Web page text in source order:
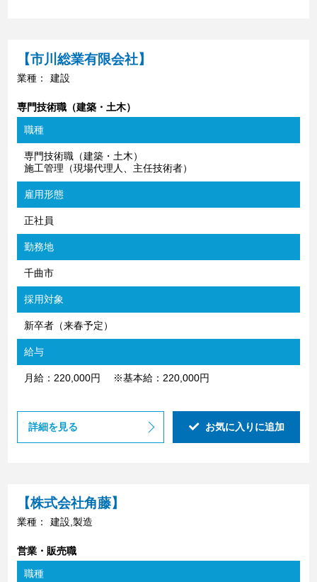
【市川総業有限会社】
業種： 建設
専門技術職（建築・土木）
職種
専門技術職（建築・土木）
施工管理（現場代理人、主任技術者）
雇用形態
正社員
勤務地
千曲市
採用対象
新卒者（来春予定）
給与
月給：220,000円 ※基本給：220,000円
詳細を見る お気に入りに追加
【株式会社角藤】
業種： 建設,製造
営業・販売職
職種